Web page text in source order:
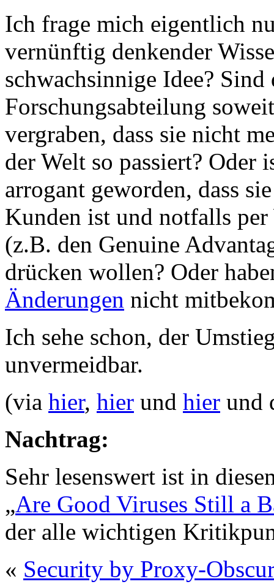
Ich frage mich eigentlich
vernünftig denkender
schwachsinnige Idee?
Forschungsabteilung
vergraben, dass sie nicht
der Welt so passiert?
arrogant geworden, dass
Kunden ist und notfalls per
(z.B. den Genuine
drücken wollen? Oder
Änderungen nicht
Ich sehe schon, der
unvermeidbar.
(via hier, hier und hier und
Nachtrag:
Sehr lesenswert ist in
„Are Good Viruses Still a
der alle wichtigen
« Security by Proxy-